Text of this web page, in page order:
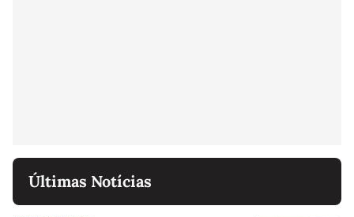
Últimas Notícias